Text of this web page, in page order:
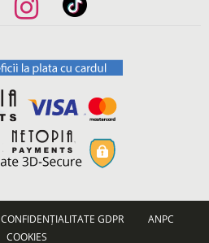
CONFIDENȚIALITATE GDPR
ANPC
COOKIES